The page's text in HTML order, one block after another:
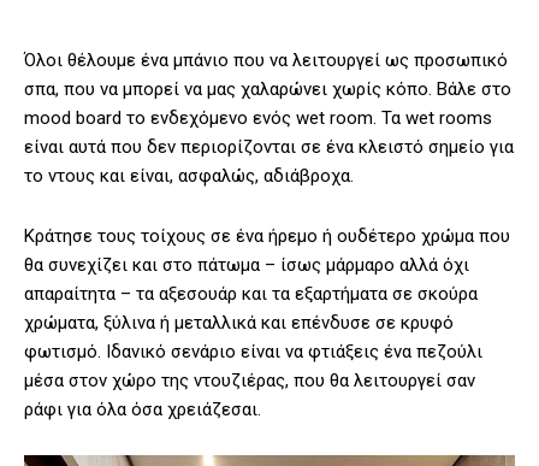
Όλοι θέλουμε ένα μπάνιο που να λειτουργεί ως προσωπικό
σπα, που να μπορεί να μας χαλαρώνει χωρίς κόπο. Βάλε στο
mood board το ενδεχόμενο ενός wet room. Τα wet rooms
είναι αυτά που δεν περιορίζονται σε ένα κλειστό σημείο για
το ντους και είναι, ασφαλώς, αδιάβροχα.
Κράτησε τους τοίχους σε ένα ήρεμο ή ουδέτερο χρώμα που
θα συνεχίζει και στο πάτωμα – ίσως μάρμαρο αλλά όχι
απαραίτητα – τα αξεσουάρ και τα εξαρτήματα σε σκούρα
χρώματα, ξύλινα ή μεταλλικά και επένδυσε σε κρυφό
φωτισμό. Ιδανικό σενάριο είναι να φτιάξεις ένα πεζούλι
μέσα στον χώρο της ντουζιέρας, που θα λειτουργεί σαν
ράφι για όλα όσα χρειάζεσαι.